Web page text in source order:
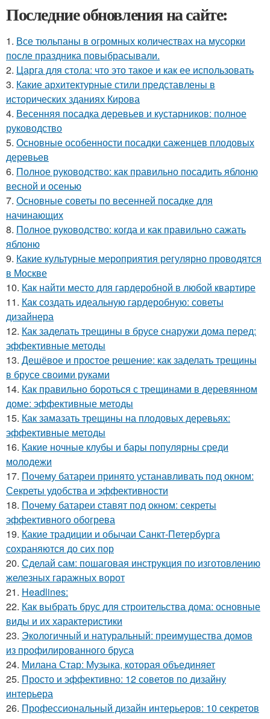
Последние обновления на сайте:
1. Все тюльпаны в огромных количествах на мусорки
после праздника повыбрасывали.
2. Царга для стола: что это такое и как ее использовать
3. Какие архитектурные стили представлены в
исторических зданиях Кирова
4. Весенняя посадка деревьев и кустарников: полное
руководство
5. Основные особенности посадки саженцев плодовых
деревьев
6. Полное руководство: как правильно посадить яблоню
весной и осенью
7. Основные советы по весенней посадке для
начинающих
8. Полное руководство: когда и как правильно сажать
яблоню
9. Какие культурные мероприятия регулярно проводятся
в Москве
10. Как найти место для гардеробной в любой квартире
11. Как создать идеальную гардеробную: советы
дизайнера
12. Как заделать трещины в брусе снаружи дома перед:
эффективные методы
13. Дешёвое и простое решение: как заделать трещины
в брусе своими руками
14. Как правильно бороться с трещинами в деревянном
доме: эффективные методы
15. Как замазать трещины на плодовых деревьях:
эффективные методы
16. Какие ночные клубы и бары популярны среди
молодежи
17. Почему батареи принято устанавливать под окном:
Секреты удобства и эффективности
18. Почему батареи ставят под окном: секреты
эффективного обогрева
19. Какие традиции и обычаи Санкт-Петербурга
сохраняются до сих пор
20. Сделай сам: пошаговая инструкция по изготовлению
железных гаражных ворот
21. Headlines:
22. Как выбрать брус для строительства дома: основные
виды и их характеристики
23. Экологичный и натуральный: преимущества домов
из профилированного бруса
24. Милана Стар: Музыка, которая объединяет
25. Просто и эффективно: 12 советов по дизайну
интерьера
26. Профессиональный дизайн интерьеров: 10 секретов